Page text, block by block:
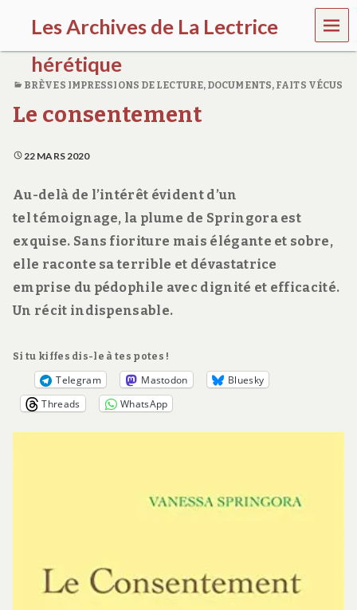
Les Archives de La Lectrice
hérétique
2
0
5
0
2
)
MEN
U
BRÈVES IMPRESSIONS DE LECTURE, DOCUMENTS, FAITS VÉCUS
Le consentement
22 MARS 2020
Au-delà de l’intérêt évident d’un
tel témoignage, la plume de Springora est
exquise. Sans fioriture mais élégante et sobre,
elle raconte sa terrible et dévastatrice
emprise du pédophile avec dignité et efficacité.
Un récit indispensable.
Si tu kiffes dis-le à tes potes !
Telegram Mastodon
Bluesky
Threads
WhatsApp